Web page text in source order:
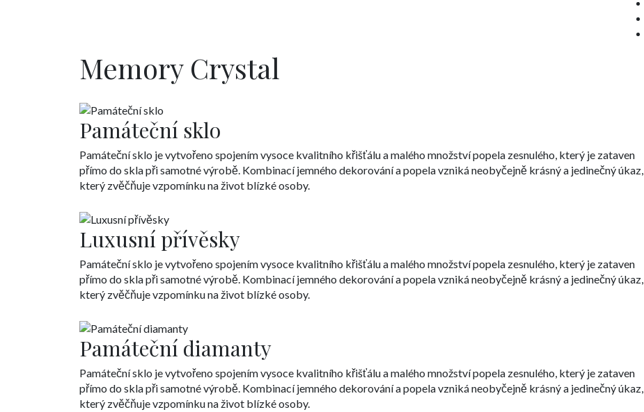
Memory Crystal
Památeční sklo
Památeční sklo je vytvořeno spojením vysoce kvalitního křišťálu a malého množství popela zesnulého, který je zataven
přímo do skla při samotné výrobě. Kombinací jemného dekorování a popela vzniká neobyčejně krásný a jedinečný úkaz,
který zvěčňuje vzpomínku na život blízké osoby.
Luxusní přívěsky
Památeční sklo je vytvořeno spojením vysoce kvalitního křišťálu a malého množství popela zesnulého, který je zataven
přímo do skla při samotné výrobě. Kombinací jemného dekorování a popela vzniká neobyčejně krásný a jedinečný úkaz,
který zvěčňuje vzpomínku na život blízké osoby.
Památeční diamanty
Památeční sklo je vytvořeno spojením vysoce kvalitního křišťálu a malého množství popela zesnulého, který je zataven
přímo do skla při samotné výrobě. Kombinací jemného dekorování a popela vzniká neobyčejně krásný a jedinečný úkaz,
který zvěčňuje vzpomínku na život blízké osoby.